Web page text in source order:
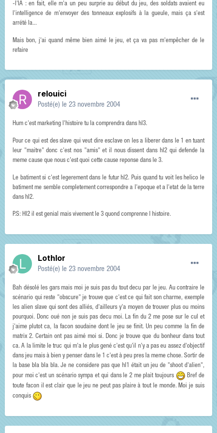
-l'IA : en fait, elle m'a un peu surprie au début du jeu, des soldats avaient eu
l'intelligence de m'envoyer des tonneaux explosifs à la gueule, mais ça s'est
arrété la...
Mais bon, j'ai quand même bien aimé le jeu, et ça va pas m'empêcher de le
refaire
relouici
Posté(e) le 23 novembre 2004
Hum c'est marketing l'histoire tu la comprendra dans hl3.
Pour ce qui est des slave qui veut dire esclave on les a liberer dans le 1 en tuant
leur "maitre" donc c'est nos "amis" et il nous dissent dans hl2 qui defende la
meme cause que nous c'est quoi cette cause reponse dans le 3.
Le batiment si c'est legerement dans le futur hl2. Puis quand tu voit les helico le
batiment me semble completement correspondre a l'epoque et a l'etat de la terre
dans hl2.
P.S: Hl2 il est genial mais vivement le 3 quond comprenne l histoire.
Lothlor
Posté(e) le 23 novembre 2004
Bah désolé les gars mais moi je suis pas du tout decu par le jeu. Au contraire le
scénario qui reste "obscure" je trouve que c'est ce qui fait son charme, exemple
les alien slave qui sont des alliés, d'ailleurs y'a moyen de trouver plus ou moins
pourquoi. Donc oué non je suis pas decu moi. La fin du 2 me pose sur le cul et
j'aime plutot ca, la facon soudaine dont le jeu se finit. Un peu comme la fin de
matrix 2. Certain ont pas aimé moi si. Donc je trouve que du bonheur dans tout
ca. A la limite le truc qui m'a le plus gené c'est qu'il n'y a pas eu assez d'objectif
dans jeu mais à bien y penser dans le 1 c'est à peu pres la meme chose. Sortir de
la base bla bla bla. Je ne considere pas que hl1 était un jeu de "shoot d'alien",
pour moi c'est un scénario sympa et qui dans le 2 me plait toujours
Bref de
toute facon il est clair que le jeu ne peut pas plaire à tout le monde. Moi je suis
conquis